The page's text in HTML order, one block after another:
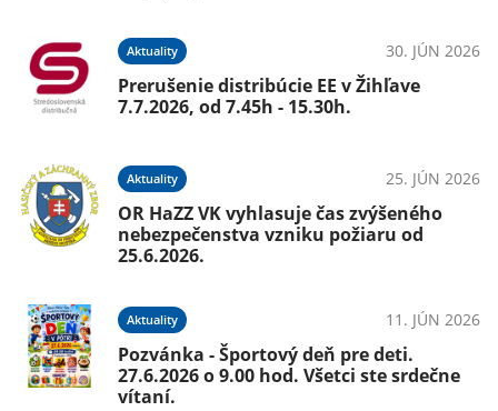
Aktuality 30. JÚN 2026
Prerušenie distribúcie EE v Žihľave
7.7.2026, od 7.45h - 15.30h.
Aktuality 25. JÚN 2026
OR HaZZ VK vyhlasuje čas zvýšeného
nebezpečenstva vzniku požiaru od
25.6.2026.
Aktuality 11. JÚN 2026
Pozvánka - Športový deň pre deti.
27.6.2026 o 9.00 hod. Všetci ste srdečne
vítaní.